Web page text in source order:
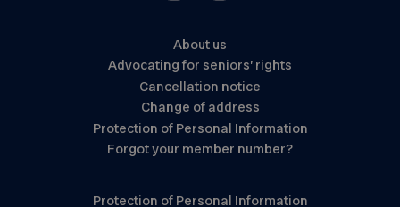
About us
Advocating for seniors’ rights
Cancellation notice
Change of address
Protection of Personal Information
Forgot your member number?
Protection of Personal Information